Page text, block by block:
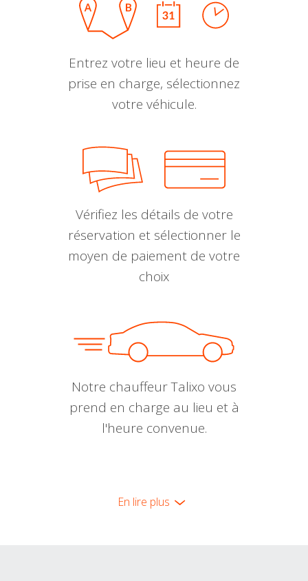
Entrez votre lieu et heure de
prise en charge, sélectionnez
votre véhicule.
Vérifiez les détails de votre
réservation et sélectionner le
moyen de paiement de votre
choix
Notre chauffeur Talixo vous
prend en charge au lieu et à
l'heure convenue.
En lire plus